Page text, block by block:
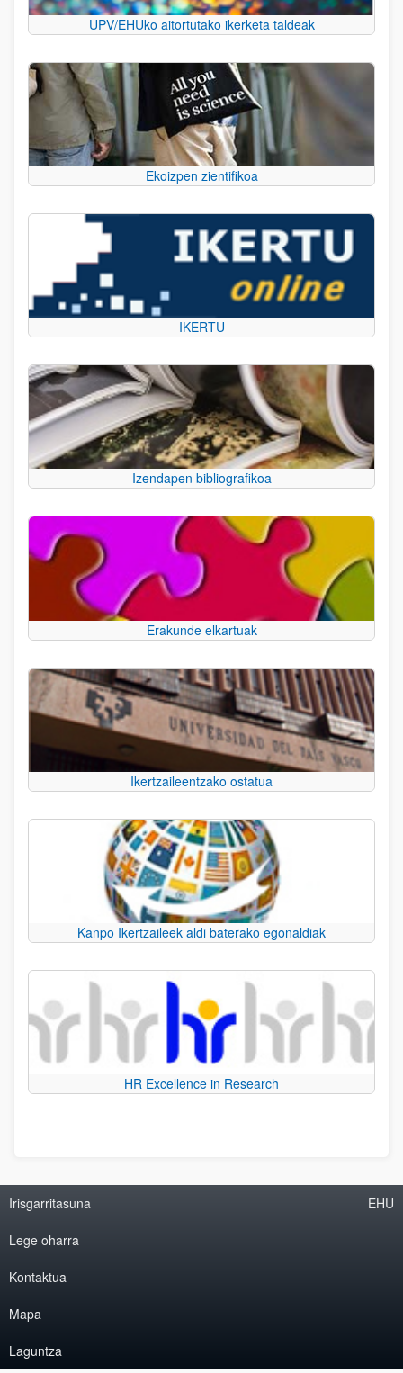
UPV/EHUko aitortutako ikerketa taldeak
Ekoizpen zientifikoa
IKERTU
Izendapen bibliografikoa
Erakunde elkartuak
Ikertzaileentzako ostatua
Kanpo Ikertzaileek aldi baterako egonaldiak
HR Excellence in Research
Irisgarritasuna
Lege oharra
Kontaktua
Mapa
Laguntza
EHU